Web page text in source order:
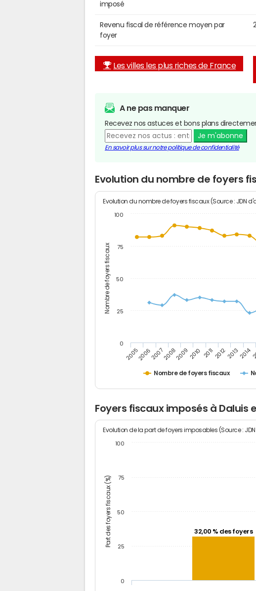
imposé
Revenu fiscal de référence moyen par
foyer
Les villes les plus riches de France
A ne pas manquer
Recevez nos astuces et bons plans
Je m'abonne
En savoir plus sur notre politique de confidentialité
Evolution du nombre de foyers
Nombre de foyers fiscaux
Evolution du nombre de foyers fiscaux (Source : JDN
Nombre de foyers fiscaux
200520062007200820092010 2011201220132014
0
25
50
75
100
Foyers fiscaux imposés à Daluis
Part des foyers fiscaux (%)
Evolution de la part de foyers imposables (Source :
32,00 % des foyers
0
25
50
75
100